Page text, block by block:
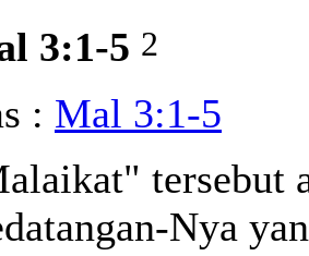
3:1-5 2
: Mal 3:1-5
tersebut
Nya